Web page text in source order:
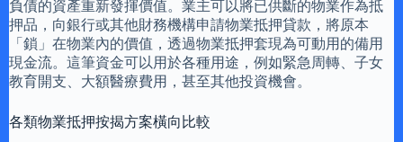
負債的資產重新發揮價值。業主可以將已供斷的物業作為抵
押品，向銀行或其他財務機構申請物業抵押貸款，將原本
「鎖」在物業內的價值，透過物業抵押套現為可動用的備用
現金流。這筆資金可以用於各種用途，例如緊急周轉、子女
教育開支、大額醫療費用，甚至其他投資機會。
各類物業抵押按揭方案橫向比較